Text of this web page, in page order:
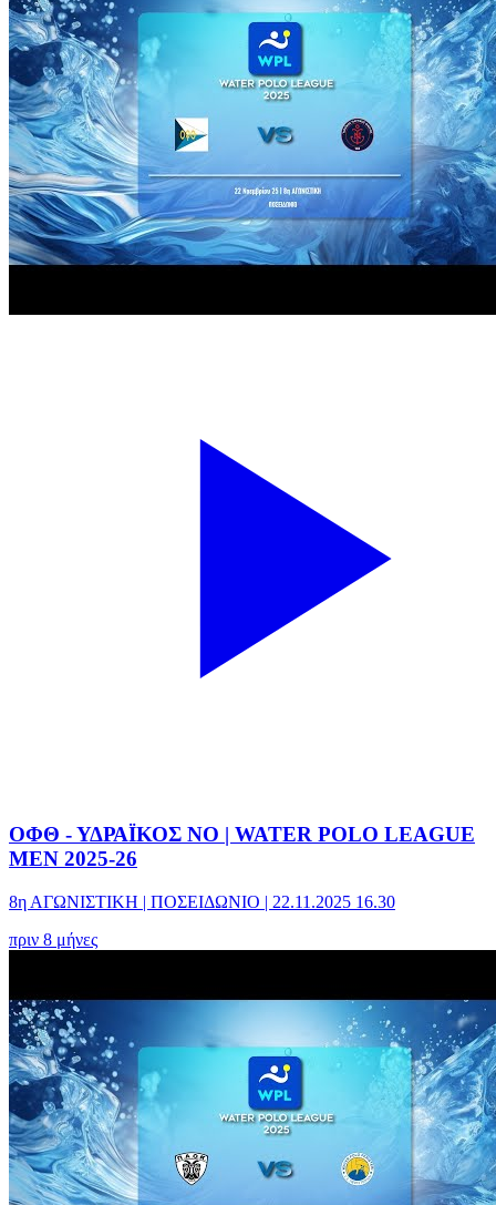
ΟΦΘ - ΥΔΡΑΪΚΟΣ ΝΟ | WATER POLO LEAGUE
MEN 2025-26
8η ΑΓΩΝΙΣΤΙΚΗ | ΠΟΣΕΙΔΩΝΙΟ | 22.11.2025 16.30
πριν 8 μήνες